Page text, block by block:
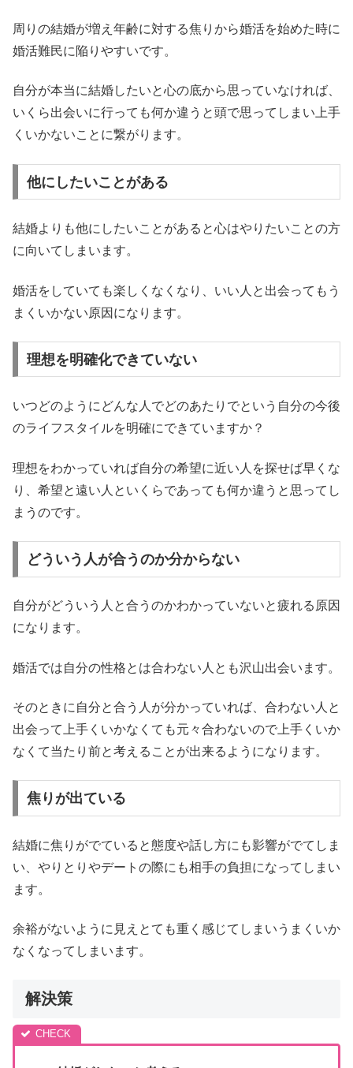
周りの結婚が増え年齢に対する焦りから婚活を始めた時に
婚活難民に陥りやすいです。
自分が本当に結婚したいと心の底から思っていなければ、
いくら出会いに行っても何か違うと頭で思ってしまい上手
くいかないことに繋がります。
他にしたいことがある
結婚よりも他にしたいことがあると心はやりたいことの方
に向いてしまいます。
婚活をしていても楽しくなくなり、いい人と出会ってもう
まくいかない原因になります。
理想を明確化できていない
いつどのようにどんな人でどのあたりでという自分の今後
のライフスタイルを明確にできていますか？
理想をわかっていれば自分の希望に近い人を探せば早くな
り、希望と遠い人といくらであっても何か違うと思ってし
まうのです。
どういう人が合うのか分からない
自分がどういう人と合うのかわかっていないと疲れる原因
になります。
婚活では自分の性格とは合わない人とも沢山出会います。
そのときに自分と合う人が分かっていれば、合わない人と
出会って上手くいかなくても元々合わないので上手くいか
なくて当たり前と考えることが出来るようになります。
焦りが出ている
結婚に焦りがでていると態度や話し方にも影響がでてしま
い、やりとりやデートの際にも相手の負担になってしまい
ます。
余裕がないように見えとても重く感じてしまいうまくいか
なくなってしまいます。
解決策